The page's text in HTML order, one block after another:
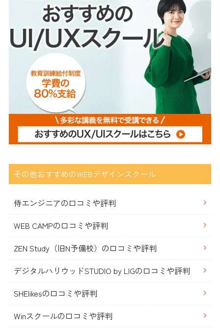
その他おすすめのWEBデザインスクール
侍エンジニアの口コミや評判
WEB CAMPの口コミや評判
ZEN Study（旧N予備校）の口コミや評判
デジタルハリウッドSTUDIO by LIGの口コミや評判
SHElikesの口コミや評判
Winスクールの口コミや評判